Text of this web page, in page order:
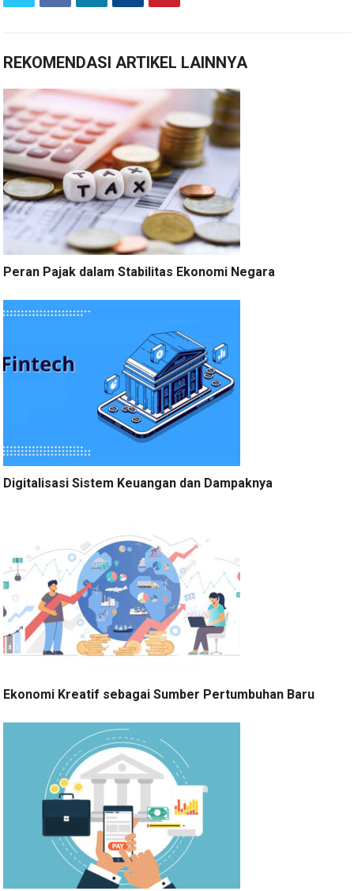
REKOMENDASI ARTIKEL LAINNYA
Peran Pajak dalam Stabilitas Ekonomi Negara
Digitalisasi Sistem Keuangan dan Dampaknya
Ekonomi Kreatif sebagai Sumber Pertumbuhan Baru